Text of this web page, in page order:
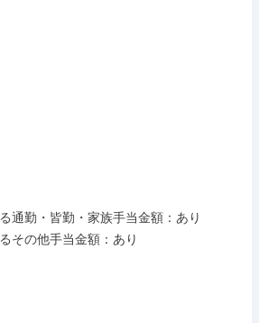
通勤・皆勤・家族手当金額：あり
その他手当金額：あり